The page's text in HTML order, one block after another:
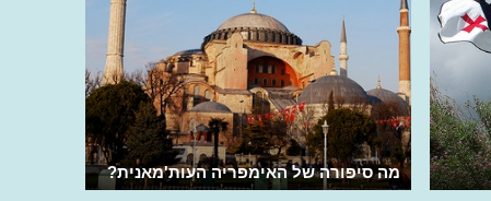
מה סיפורה של האימפריה העות'מאנית?